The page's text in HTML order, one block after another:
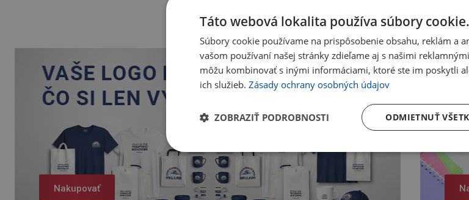
Nakupovať
Táto webová lokalita používa súbory cookie.
Súbory cookie používame na prispôsobenie obsahu, reklám a
vašom používaní našej stránky zdieľame aj s našimi
môžu kombinovať s inými informáciami, ktoré ste im poskytli
ich služieb. Zásady ochrany osobných údajov
ODMIETNUŤ
ZOBRAZIŤ PODROBNOSTI